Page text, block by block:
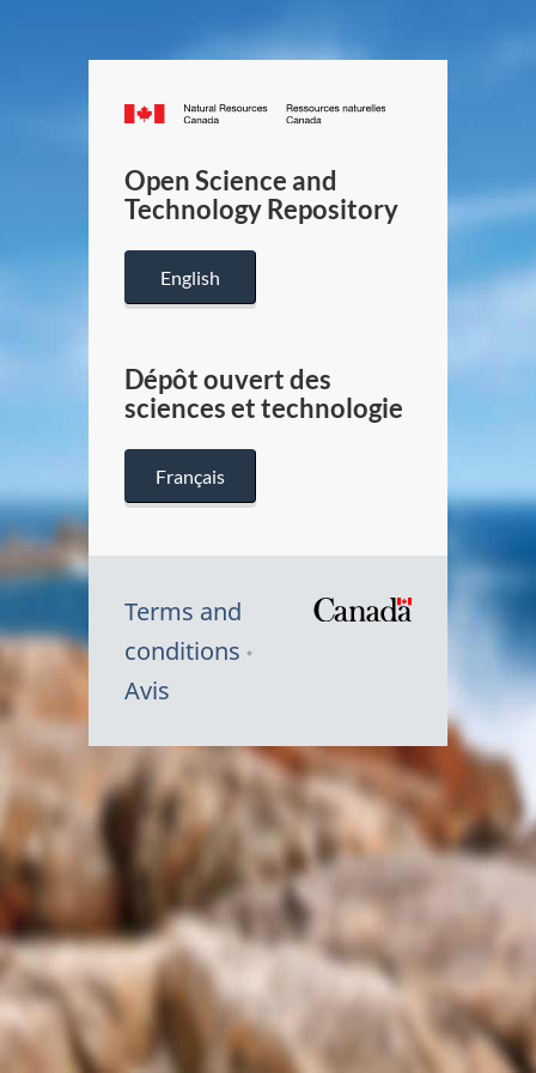
Canada.ca
/
Canada
Open Science and
Technology Repository
English
Dépôt ouvert des
sciences et technologie
Français
Terms and
conditions
Avis
Symbole
du
Canada